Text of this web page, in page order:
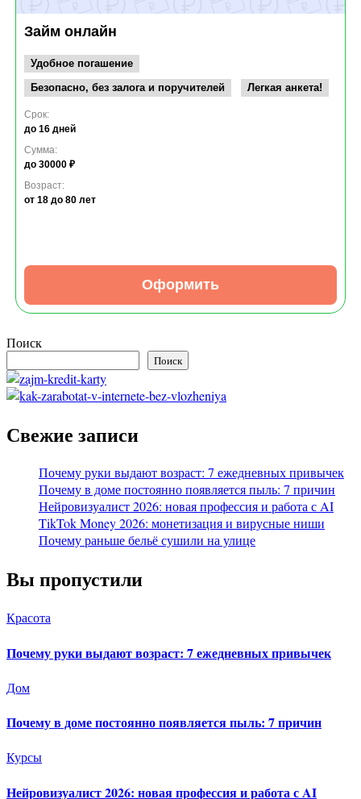
Займ онлайн
Удобное погашение
Безопасно, без залога и поручителей
Легкая анкета!
Срок:
до 16 дней
Сумма:
до 30000 ₽
Возраст:
от 18 до 80 лет
Оформить
Поиск
Поиск
Свежие записи
Почему руки выдают возраст: 7 ежедневных привычек
Почему в доме постоянно появляется пыль: 7 причин
Нейровизуалист 2026: новая профессия и работа с AI
TikTok Money 2026: монетизация и вирусные ниши
Почему раньше бельё сушили на улице
Вы пропустили
Красота
Почему руки выдают возраст: 7 ежедневных привычек
Дом
Почему в доме постоянно появляется пыль: 7 причин
Курсы
Нейровизуалист 2026: новая профессия и работа с AI